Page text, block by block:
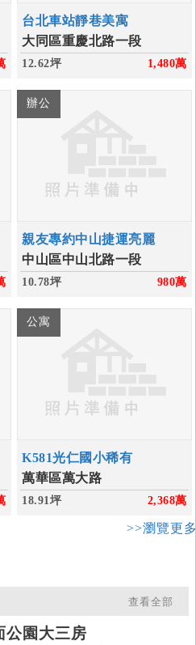
台北車站靜巷美寓
大同區重慶北路一段
12.62坪 1,480萬
辦公
親友專約中山捷運亮麗
中山區中山北路一段
10.78坪 980萬
公寓
K581光仁國小稀有
萬華區萬大路
18.91坪 2,368萬
>>瀏覽更
查看全部
公園大三房